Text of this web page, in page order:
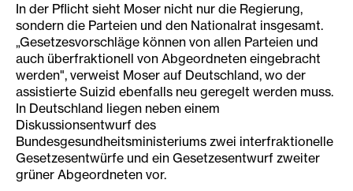
In der Pflicht sieht Moser nicht nur die Regierung,
sondern die Parteien und den Nationalrat insgesamt.
„Gesetzesvorschläge können von allen Parteien und
auch überfraktionell von Abgeordneten eingebracht
werden", verweist Moser auf Deutschland, wo der
assistierte Suizid ebenfalls neu geregelt werden muss.
In Deutschland liegen neben einem
Diskussionsentwurf des
Bundesgesundheitsministeriums zwei interfraktionelle
Gesetzesentwürfe und ein Gesetzesentwurf zweiter
grüner Abgeordneten vor.